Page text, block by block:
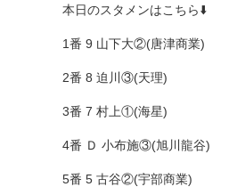
本日のスタメンはこちら⬇️
1番 9 山下大②(唐津商業)
2番 8 迫川③(天理)
3番 7 村上①(海星)
4番 Ｄ 小布施③(旭川龍谷)
5番 5 古谷②(宇部商業)